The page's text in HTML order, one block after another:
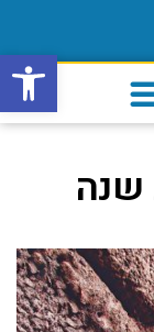
פתח
שנה